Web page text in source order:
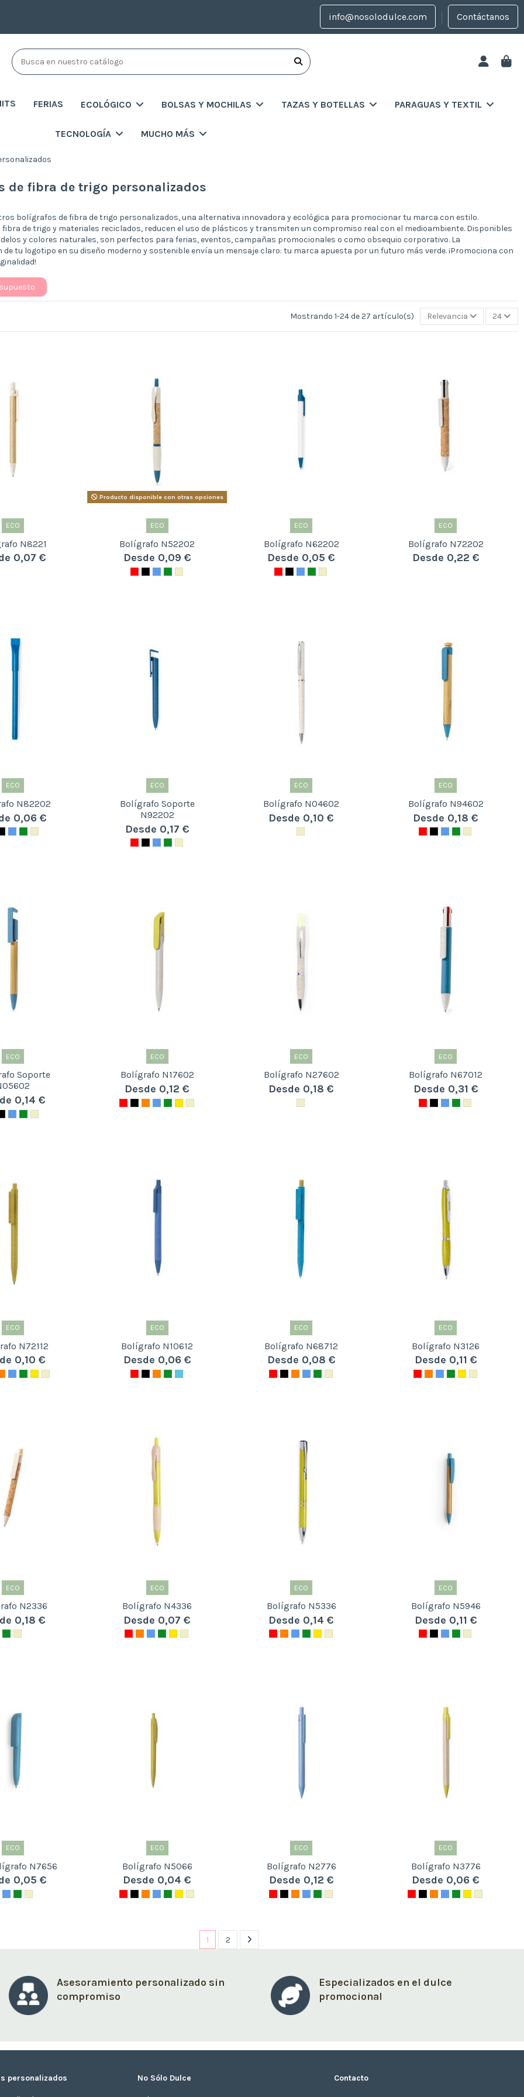
info@nosolodulce.com Contáctanos
FERIAS ECOLÓGICO BOLSAS Y MOCHILAS TAZAS Y BOTELLAS PARAGUAS Y TEXTIL
TECNOLOGÍA MUCHO MÁS
de fibra de trigo personalizados
bolígrafos de fibra de trigo personalizados, una alternativa innovadora y ecológica para promocionar tu marca con estilo.
de trigo y materiales reciclados, reducen el uso de plásticos y transmiten un compromiso real con el medioambiente. Disponibles
y colores naturales, son perfectos para ferias, eventos, campañas promocionales o como obsequio corporativo. La
de tu logotipo en su diseño moderno y sostenible envía un mensaje claro: tu marca apuesta por un futuro más verde. ¡Promociona con
Mostrando 1-24 de 27 artículo(s) Relevancia 24
ECO
N8221
0,07 €
Producto disponible con otras opciones
ECO
Bolígrafo N52202
Desde 0,09 €
ECO
Bolígrafo N62202
Desde 0,05 €
ECO
Bolígrafo N72202
Desde 0,22 €
ECO
N82202
0,06 €
ECO
Bolígrafo Soporte
N92202
Desde 0,17 €
ECO
Bolígrafo N04602
Desde 0,10 €
ECO
Bolígrafo N94602
Desde 0,18 €
ECO
Soporte
0,14 €
ECO
Bolígrafo N17602
Desde 0,12 €
ECO
Bolígrafo N27602
Desde 0,18 €
ECO
Bolígrafo N67012
Desde 0,31 €
ECO
N72112
0,10 €
ECO
Bolígrafo N10612
Desde 0,06 €
ECO
Bolígrafo N68712
Desde 0,08 €
ECO
Bolígrafo N3126
Desde 0,11 €
ECO
N2336
0,18 €
ECO
Bolígrafo N4336
Desde 0,07 €
ECO
Bolígrafo N5336
Desde 0,14 €
ECO
Bolígrafo N5946
Desde 0,11 €
ECO
N7656
0,05 €
ECO
Bolígrafo N5066
Desde 0,04 €
ECO
Bolígrafo N2776
Desde 0,12 €
ECO
Bolígrafo N3776
Desde 0,06 €
1 2
Asesoramiento personalizado sin
compromiso
Especializados en el dulce
promocional
personalizados No Sólo Dulce Contacto